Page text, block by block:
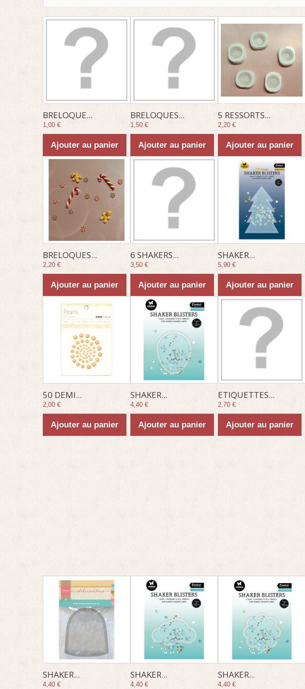
BRELOQUE...
1,00 €
Ajouter au panier
BRELOQUES...
1,50 €
Ajouter au panier
5 RESSORTS...
2,20 €
Ajouter au panier
BRELOQUES...
2,20 €
Ajouter au panier
6 SHAKERS...
3,50 €
Ajouter au panier
SHAKER...
5,90 €
Ajouter au panier
50 DEMI...
2,00 €
Ajouter au panier
SHAKER...
4,40 €
Ajouter au panier
ETIQUETTES...
2,70 €
Ajouter au panier
SHAKER...
4,40 €
SHAKER...
4,40 €
SHAKER...
4,40 €